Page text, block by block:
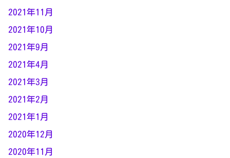
2021年11月
2021年10月
2021年9月
2021年4月
2021年3月
2021年2月
2021年1月
2020年12月
2020年11月